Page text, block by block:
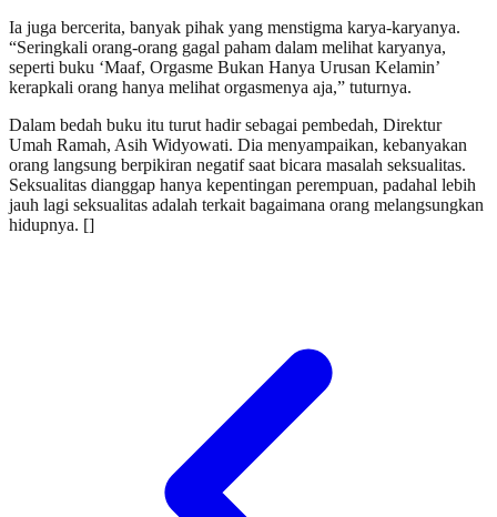
Ia juga bercerita, banyak pihak yang menstigma karya-karyanya.
“Seringkali orang-orang gagal paham dalam melihat karyanya,
seperti buku ‘Maaf, Orgasme Bukan Hanya Urusan Kelamin’
kerapkali orang hanya melihat orgasmenya aja,” tuturnya.
Dalam bedah buku itu turut hadir sebagai pembedah, Direktur
Umah Ramah, Asih Widyowati. Dia menyampaikan, kebanyakan
orang langsung berpikiran negatif saat bicara masalah seksualitas.
Seksualitas dianggap hanya kepentingan perempuan, padahal lebih
jauh lagi seksualitas adalah terkait bagaimana orang melangsungkan
hidupnya. []